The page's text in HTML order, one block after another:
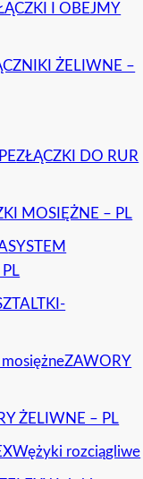
I OBEJMY
ŻELIWNE –
ZŁĄCZKI DO RUR
MOSIĘŻNE – PL
SYSTEM
PL
ZAWORY
ŻELIWNE – PL
Wężyki rozciągliwe